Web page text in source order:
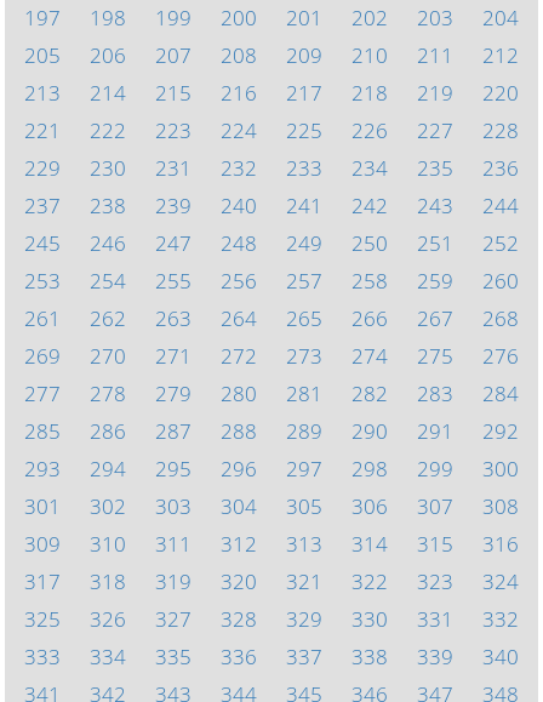
197
198 199 200 201 202 203
204
205
206 207 208 209 210 211
212
213
214 215 216 217 218 219
220
221
222 223 224 225 226 227
228
229
230 231 232 233 234 235
236
237
238 239 240 241 242 243
244
245
246 247 248 249 250 251
252
253
254 255 256 257 258 259
260
261
262 263 264 265 266 267
268
269
270 271 272 273 274 275
276
277
278 279 280 281 282 283
284
285
286 287 288 289 290 291
292
293
294 295 296 297 298 299
300
301
302 303 304 305 306 307
308
309
310 311 312 313 314 315
316
317
318 319 320 321 322 323
324
325
326 327 328 329 330 331
332
333
334 335 336 337 338 339
340
341
342 343 344 345 346 347 348